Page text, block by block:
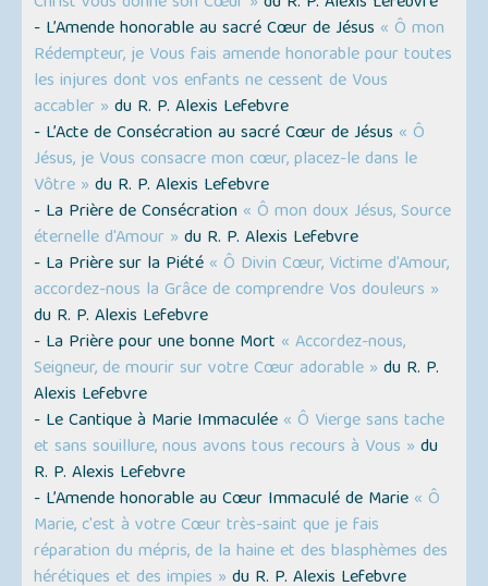
- L’Amende honorable au sacré Cœur de Jésus « Ô mon
Rédempteur, je Vous fais amende honorable pour toutes
les injures dont vos enfants ne cessent de Vous
accabler » du R. P. Alexis Lefebvre
- L’Acte de Consécration au sacré Cœur de Jésus « Ô
Jésus, je Vous consacre mon cœur, placez-le dans le
Vôtre » du R. P. Alexis Lefebvre
- La Prière de Consécration « Ô mon doux Jésus, Source
éternelle d'Amour » du R. P. Alexis Lefebvre
- La Prière sur la Piété « Ô Divin Cœur, Victime d'Amour,
accordez-nous la Grâce de comprendre Vos douleurs »
du R. P. Alexis Lefebvre
- La Prière pour une bonne Mort « Accordez-nous,
Seigneur, de mourir sur votre Cœur adorable » du R. P.
Alexis Lefebvre
- Le Cantique à Marie Immaculée « Ô Vierge sans tache
et sans souillure, nous avons tous recours à Vous » du
R. P. Alexis Lefebvre
- L’Amende honorable au Cœur Immaculé de Marie « Ô
Marie, c'est à votre Cœur très-saint que je fais
réparation du mépris, de la haine et des blasphèmes des
hérétiques et des impies » du R. P. Alexis Lefebvre